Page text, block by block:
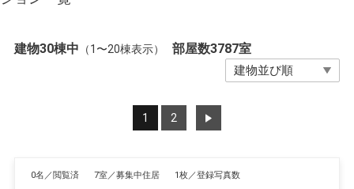
建物30棟中 （1〜20棟表示） 部屋数3787室
1 2
0名／閲覧済 7室／募集中住居 1枚／登録写真数